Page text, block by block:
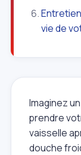
vie de
Imaginez
prendre
vaisselle
douche